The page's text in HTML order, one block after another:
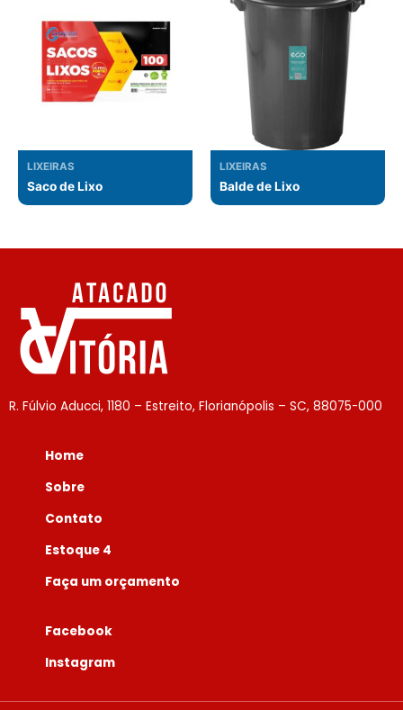
LIXEIRAS
Saco de Lixo
LIXEIRAS
Balde de Lixo
R. Fúlvio Aducci, 1180 – Estreito, Florianópolis – SC, 88075-000
Home
Sobre
Contato
Estoque 4
Faça um orçamento
Facebook
Instagram